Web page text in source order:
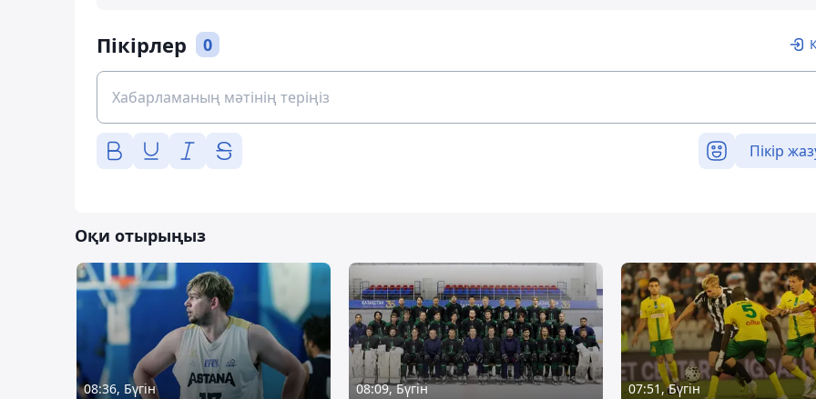
Пікірлер 0
Пікір
Оқи отырыңыз
08:36, Бүгін 08:09, Бүгін 07:51, Бүгін